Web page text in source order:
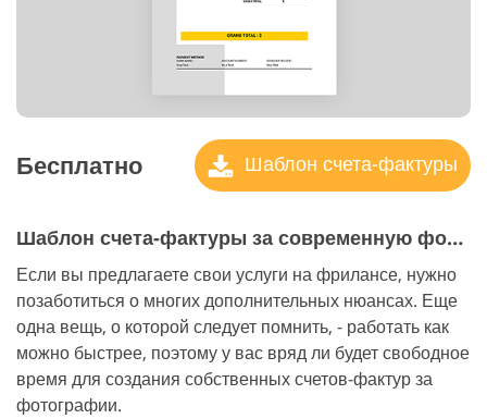
Бесплатно Шаблон счета-фактуры
Шаблон счета-фактуры за современную фотографию
Если вы предлагаете свои услуги на фрилансе, нужно
позаботиться о многих дополнительных нюансах. Еще
одна вещь, о которой следует помнить, - работать как
можно быстрее, поэтому у вас вряд ли будет свободное
время для создания собственных счетов-фактур за
фотографии.